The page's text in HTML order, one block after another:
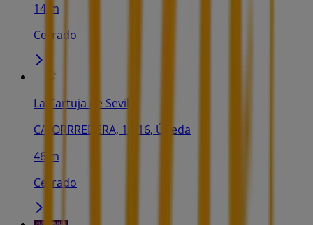
14 m
Cerrado
La Cartuja de Sevilla
C/CORRREDERA, 14-16, Úbeda
46 m
Cerrado